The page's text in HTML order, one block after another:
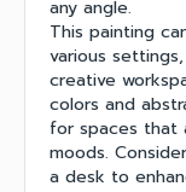
any angle.
This painting
various
creative
colors and
for spaces that
moods.
a desk to